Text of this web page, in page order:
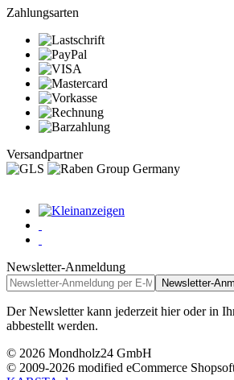
Zahlungsarten
Versandpartner
Newsletter-Anmeldung
Newsletter-
Der Newsletter kann jederzeit hier oder in
abbestellt werden.
© 2026 Mondholz24 GmbH
© 2009-2026 modified eCommerce